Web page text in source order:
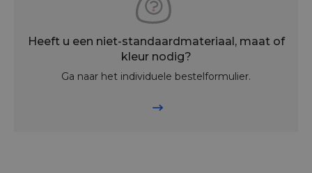
Heeft u een niet-standaardmateriaal, maat of
kleur nodig?
Ga naar het individuele bestelformulier.